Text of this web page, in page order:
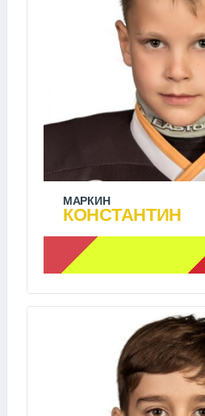
МАРКИН
КОНСТАНТИН